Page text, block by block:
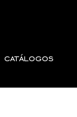
catálogos